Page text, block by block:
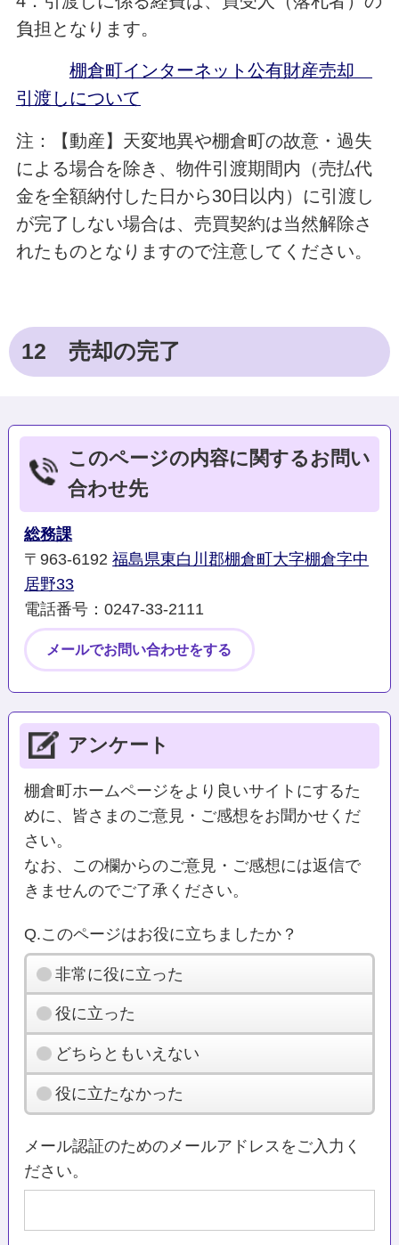
負担となります。
棚倉町インターネット公有財産売却
引渡しについて
注：【動産】天変地異や棚倉町の故意・過失
による場合を除き、物件引渡期間内（売払代
金を全額納付した日から30日以内）に引渡し
が完了しない場合は、売買契約は当然解除さ
れたものとなりますので注意してください。
12 売却の完了
このページの内容に関するお問い
合わせ先
総務課
〒963-6192福島県東白川郡棚倉町大字棚倉字中
居野33
電話番号：0247‐33‐2111
メールでお問い合わせをする
アンケート
棚倉町ホームページをより良いサイトにするた
めに、皆さまのご意見・ご感想をお聞かせくだ
さい。
なお、この欄からのご意見・ご感想には返信で
きませんのでご了承ください。
Q.このページはお役に立ちましたか？
非常に役に立った
役に立った
どちらともいえない
役に立たなかった
メール認証のためのメールアドレスをご入力く
ださい。